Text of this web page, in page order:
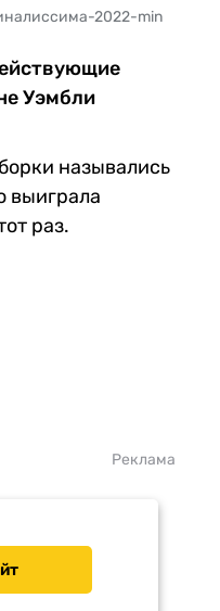
2022-min
Уэмбли
назывались
выиграла
раз.
Реклама